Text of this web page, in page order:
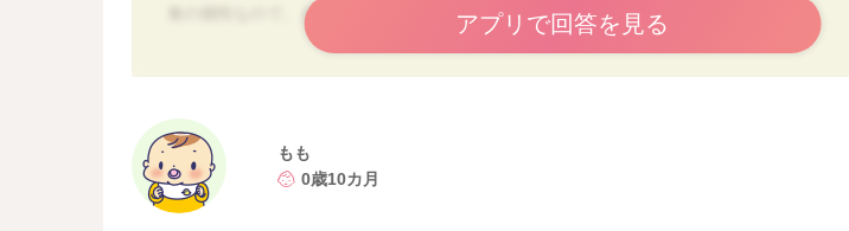
食の個性なので、まずは安心してくださいね。
また、赤ちゃんの食育で大切なことは
嫌いなものを食べさせることより、『食事を楽しい経験にすること』
です。
アプリで回答を見る
もも
0歳10カ月